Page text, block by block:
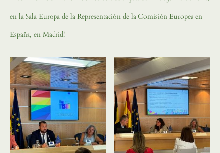
en la Sala Europa de la Representación de la Comisión Europea en
España, en Madrid!